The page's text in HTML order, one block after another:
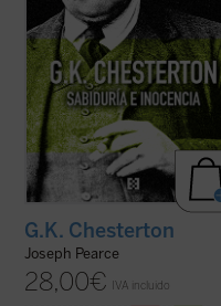
G.K. Chesterton
Joseph Pearce
28,00€ IVA incluido